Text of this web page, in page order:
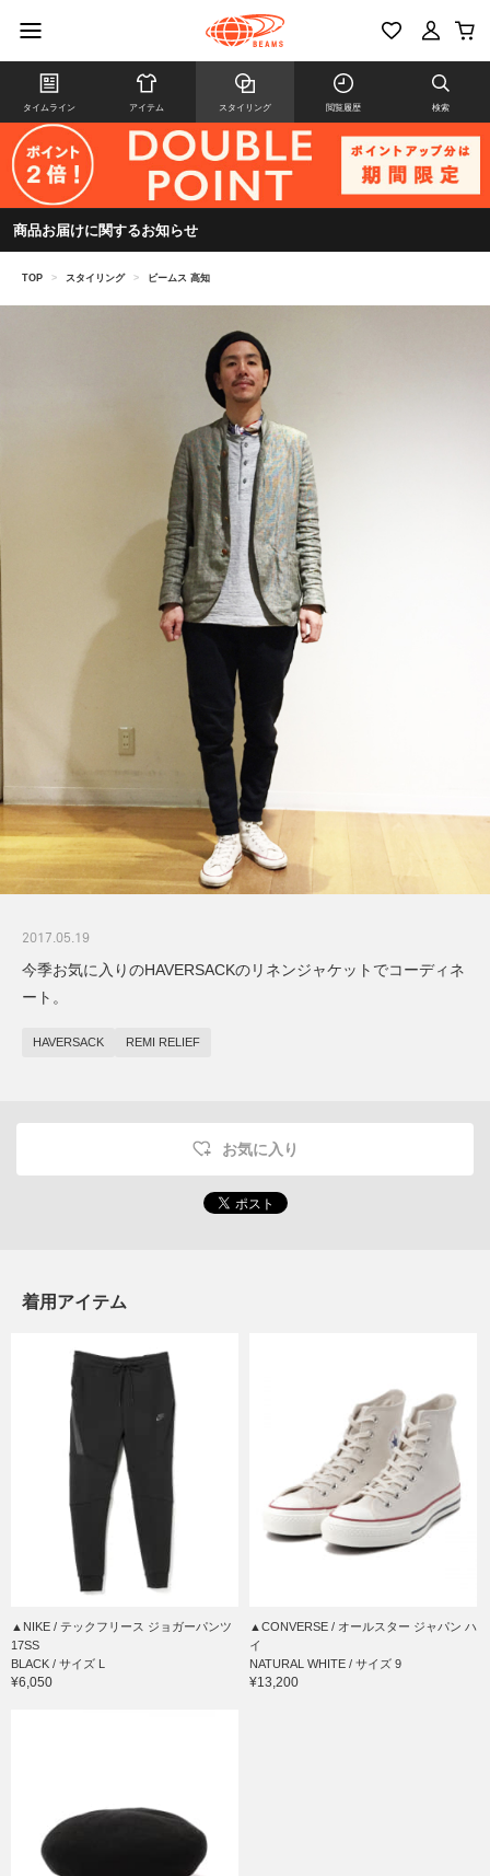
タイムライン アイテム スタイリング 閲覧履歴 検索
商品お届けに関するお知らせ
TOP > スタイリング > ビームス 高知
2017.05.19
今季お気に入りのHAVERSACKのリネンジャケットでコーディネ
ート。
HAVERSACK REMI RELIEF
お気に入り
着用アイテム
▲NIKE / テックフリース ジョガーパンツ
17SS
BLACK / サイズ L
¥6,050
▲CONVERSE / オールスター ジャパン ハ
イ
NATURAL WHITE / サイズ 9
¥13,200